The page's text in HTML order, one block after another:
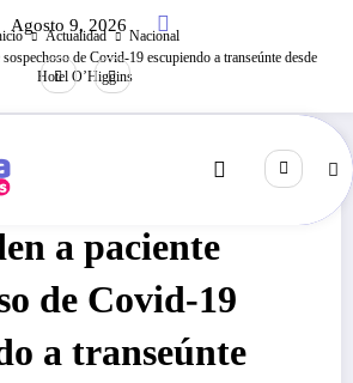
Agosto 9, 2026
Actualidad
Nacional
de Covid-19 escupiendo a transeúnte desde
Hotel O’Higgins
27, 2020
a paciente
de Covid-19
a transeúnte